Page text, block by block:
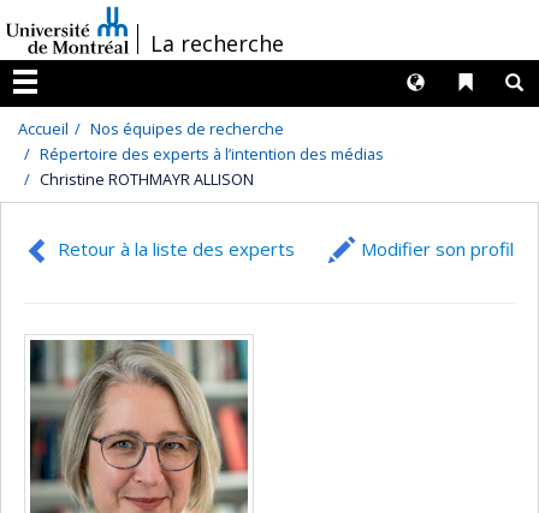
au
contenu
/La recherche
Menu
Liens
Langues
Accueil
Nos équipes de recherche
Répertoire des experts à l’intention des médias
Christine ROTHMAYR ALLISON
Retour à la liste des experts Modifier son profil